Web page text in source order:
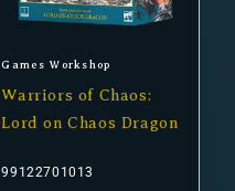
Anbieter:
Games Workshop
Warriors of Chaos:
Lord on Chaos Dragon
99122701013